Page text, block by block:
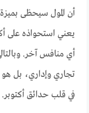
أن المول سيحظى
يعني استحواذه على
تجاري وإداري، بل
في قلب حدائق أكتوبر.